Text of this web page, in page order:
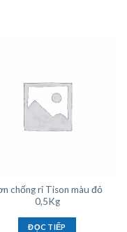
chống rỉ Tison màu đỏ
0,5Kg
ĐỌC TIẾP